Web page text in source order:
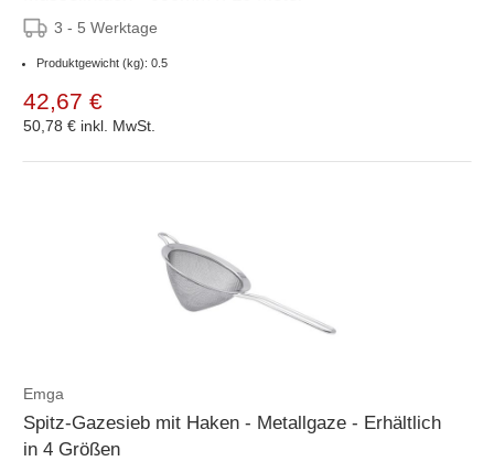
3 - 5 Werktage
Produktgewicht (kg): 0.5
42,67 €
50,78 € inkl. MwSt.
Emga
Spitz-Gazesieb mit Haken - Metallgaze - Erhältlich
in 4 Größen